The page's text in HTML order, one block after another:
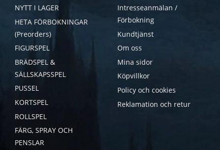
NYTT I LAGER
HETA FÖRBOKNINGAR
(Preorders)
FIGURSPEL
BRÄDSPEL &
SÄLLSKAPSSPEL
PUSSEL
KORTSPEL
ROLLSPEL
FÄRG, SPRAY OCH
PENSLAR
Intresseanmälan /
Förbokning
Kundtjänst
Om oss
Mina sidor
Köpvillkor
Policy och cookies
Reklamation och retur